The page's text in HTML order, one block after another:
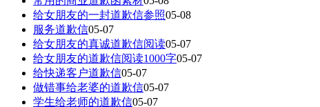
给女朋友的一封道歉信参照05-08
服务道歉信05-07
给女朋友的真诚道歉信阅读05-07
给女朋友的道歉信阅读1000字05-07
给快递客户道歉信05-07
做错事给老婆的道歉信05-07
学生给老师的道歉信05-07